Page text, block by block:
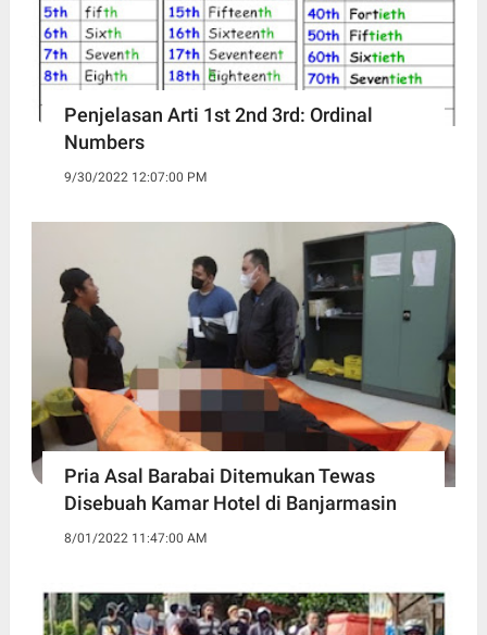
Penjelasan Arti 1st 2nd 3rd: Ordinal
Numbers
9/30/2022 12:07:00 PM
Pria Asal Barabai Ditemukan Tewas
Disebuah Kamar Hotel di Banjarmasin
8/01/2022 11:47:00 AM